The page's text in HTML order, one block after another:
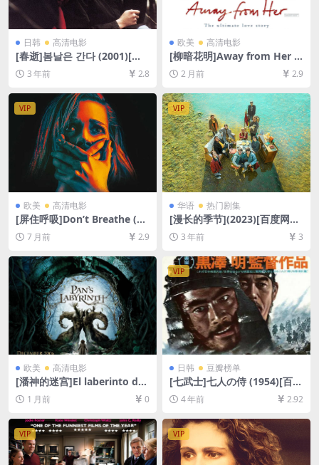
日韩 高清电影
[春逝]봄날은 간다 (2001)[百
度网盘+迅雷云盘资源1080P
超清未删减][MP4/7GB][韩语
中字]
3 年前 2.8
欧美 高清电影
[柳暗花明]Away from Her (2
006)[百度网盘+夸克网盘1080
P超清未删减资源][网盘在线播
放/下载][MP4/7.3GB][中文字
幕]
2 月前 2.9
VIP
欧美 高清电影
[屏住呼吸]Don’t Breathe (20
16)[百度网盘+夸克网盘1080P
超清未删减资源][网盘在线播
幕]
7 月前 2.9
VIP
华语 热门剧集
[漫长的季节](2023)[百度网盘
+迅雷云盘+阿里云盘资源1080
P超清未删减][MP4/7GB][中
3 年前 3
欧美 高清电影
[潘神的迷宫]El laberinto del
fauno (2006)[百度网盘+夸克
网盘1080P超清未删减资源]
[网盘在线播放/下载][MP4/7.
7GB][中英字幕]
1 月前 0
VIP
日韩 豆瓣榜单
[七武士]七人の侍 (1954)[百度
网盘+迅雷云盘资源1080P超
清未删减][MP4/10GB][日语
中字]
4 年前 2.92
VIP VIP